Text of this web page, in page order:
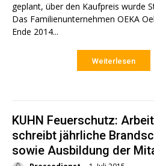
geplant, über den Kaufpreis wurde
Das Familienunternehmen OEKA
Ende 2014...
Weiterlesen
KUHN Feuerschutz:
schreibt jährliche
sowie Ausbildung der